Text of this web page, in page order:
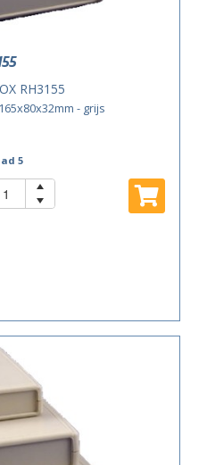
RH3155
- grijs
5